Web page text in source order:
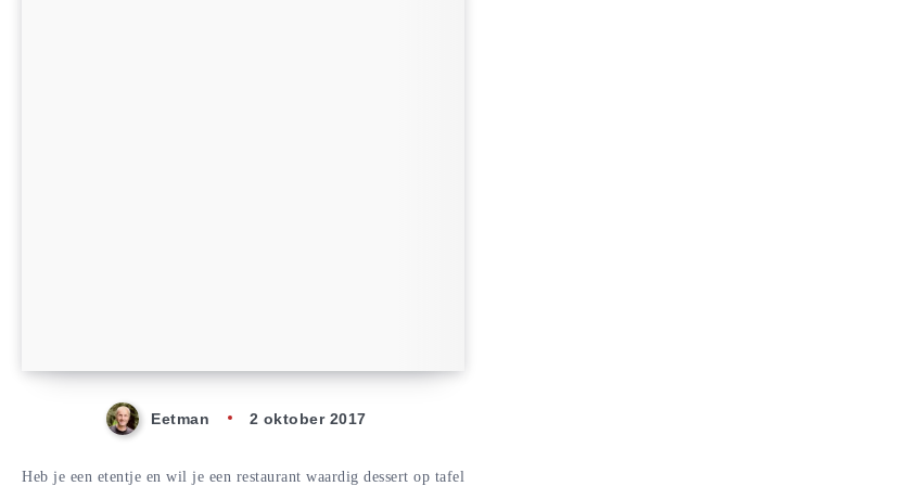
Eetman 2 oktober 2017
Heb je een etentje en wil je een restaurant waardig dessert op tafel